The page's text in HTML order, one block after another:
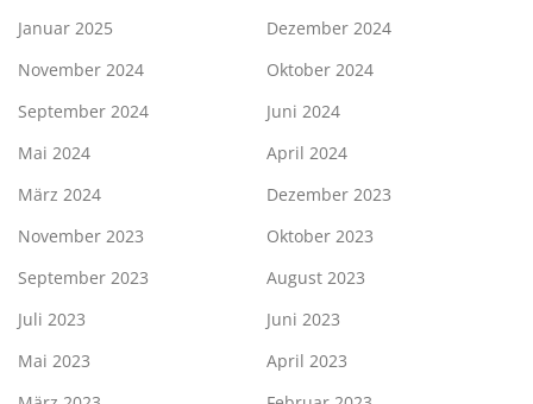
Januar 2025
Dezember 2024
November 2024
Oktober 2024
September 2024
Juni 2024
Mai 2024
April 2024
März 2024
Dezember 2023
November 2023
Oktober 2023
September 2023
August 2023
Juli 2023
Juni 2023
Mai 2023
April 2023